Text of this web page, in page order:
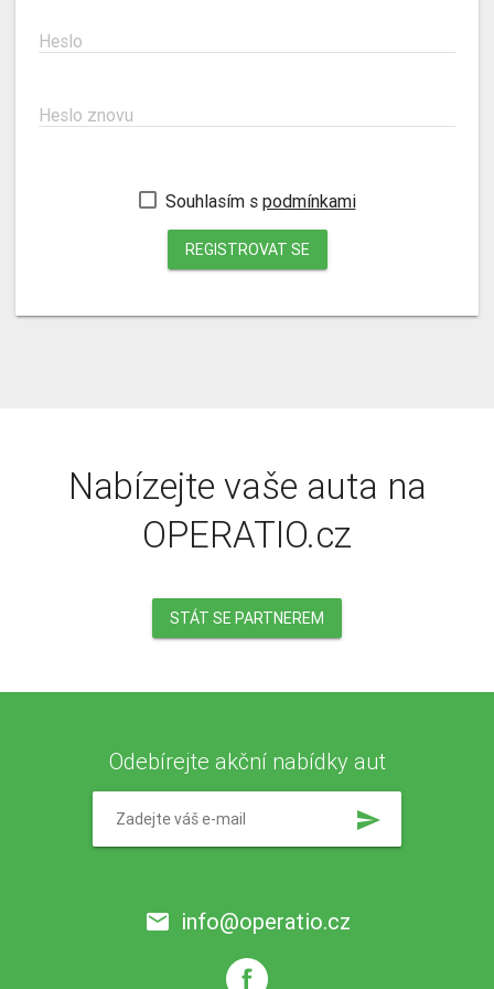
Heslo
Heslo znovu
Souhlasím s podmínkami
REGISTROVAT SE
Nabízejte vaše auta na
OPERATIO.cz
STÁT SE PARTNEREM
Odebírejte akční nabídky aut
send
email info@operatio.cz